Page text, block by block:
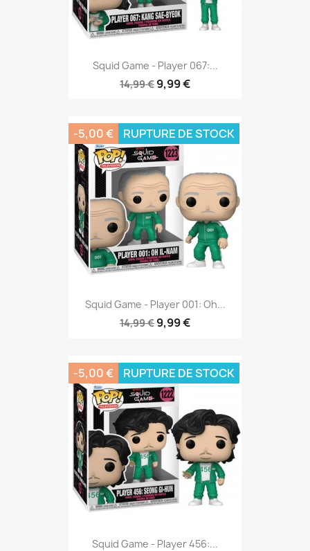
Squid Game - Player 067:...
14,99 € 9,99 €
Squid Game - Player 001: Oh...
14,99 € 9,99 €
-5,00 € RUPTURE DE STOCK
Squid Game - Player 456:...
-5,00 € RUPTURE DE STOCK